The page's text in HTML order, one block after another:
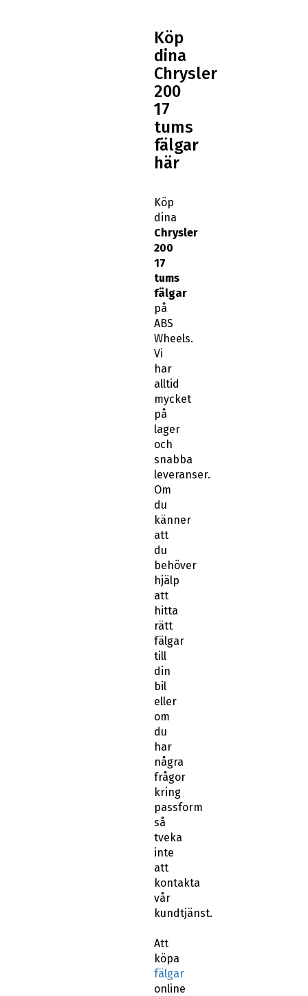
Köp
dina
Chrysler
200
17
tums
fälgar
här
Köp
dina
Chrysler
200
17
tums
fälgar
på
ABS
Wheels.
Vi
har
alltid
mycket
på
lager
och
snabba
leveranser.
Om
du
känner
att
du
behöver
hjälp
att
hitta
rätt
fälgar
till
din
bil
eller
om
du
har
några
frågor
kring
passform
så
tveka
inte
att
kontakta
vår
kundtjänst.
Att
köpa
fälgar
online